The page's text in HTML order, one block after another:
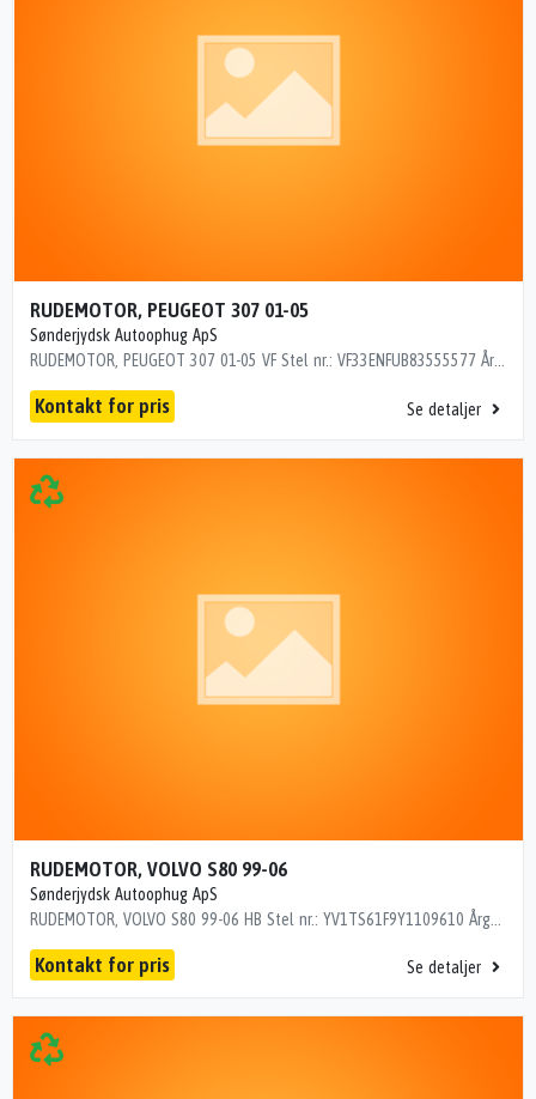
RUDEMOTOR, PEUGEOT 307 01-05
Sønderjydsk Autoophug ApS
RUDEMOTOR, PEUGEOT 307 01-05 VF Stel nr.: VF33ENFUB83555577 Årgang: 2004 Del nr.: C13503 Dito nr.: 55175600 Stamkort nr.: 7007 MED REG. 133000 km
Kontakt for pris Se detaljer
RUDEMOTOR, VOLVO S80 99-06
Sønderjydsk Autoophug ApS
RUDEMOTOR, VOLVO S80 99-06 HB Stel nr.: YV1TS61F9Y1109610 Årgang: 2000 Del nr.: C1012 Dito nr.: 90915600 Stamkort nr.: 5935 119970 / BROSE 300000 km
Kontakt for pris Se detaljer